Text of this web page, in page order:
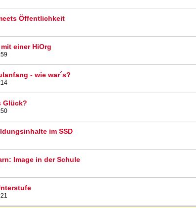
Öffentlichkeit
einer HiOrg
- wie war´s?
Glück?
im SSD
Image in der Schule